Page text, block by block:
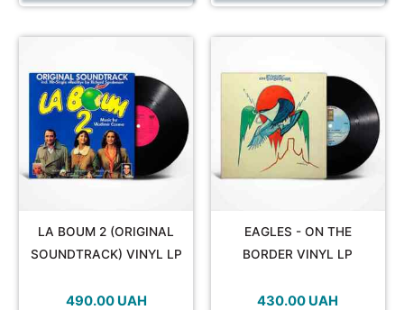
LA BOUM 2 (ORIGINAL
SOUNDTRACK) VINYL LP
490.00 UAH
EAGLES - ON THE
BORDER VINYL LP
430.00 UAH
REGGAE
ROCK
SOUNDTRACK